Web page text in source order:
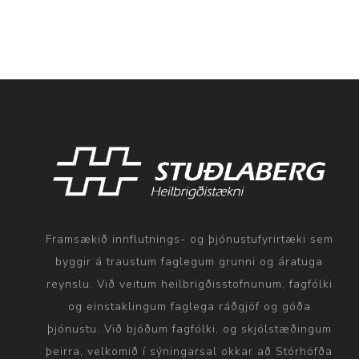
Framsækið innflutnings- og þjónustufyrirtæki sem
byggir á traustum faglegum grunni og áratuga
reynslu. Við veitum heilbrigðisstofnunum, fagfólki
og einstaklingum faglega ráðgjöf og góða
þjónustu. Við bjóðum fagfólki, og skjólstæðingum
þeirra, velkomið í sýningarsal okkar að Stórhöfða